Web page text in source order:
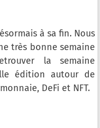
à sa fin. Nous
très bonne semaine
la semaine
édition autour de
DeFi et NFT.